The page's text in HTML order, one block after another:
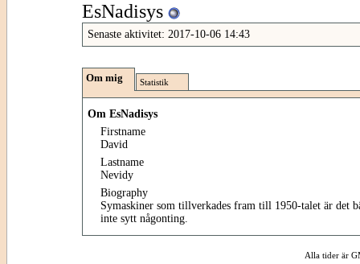
EsNadisys
Senaste aktivitet: 2017-10-06 14:43
Om mig Statistik
Om EsNadisys
Firstname
David
Lastname
Nevidy
Biography
Symaskiner som tillverkades fram till 1950-talet är det
inte sytt någonting.
Alla tider är